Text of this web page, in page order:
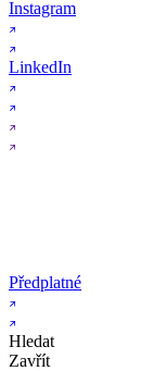
Instagram
LinkedIn
Předplatné
Hledat
Zavřít